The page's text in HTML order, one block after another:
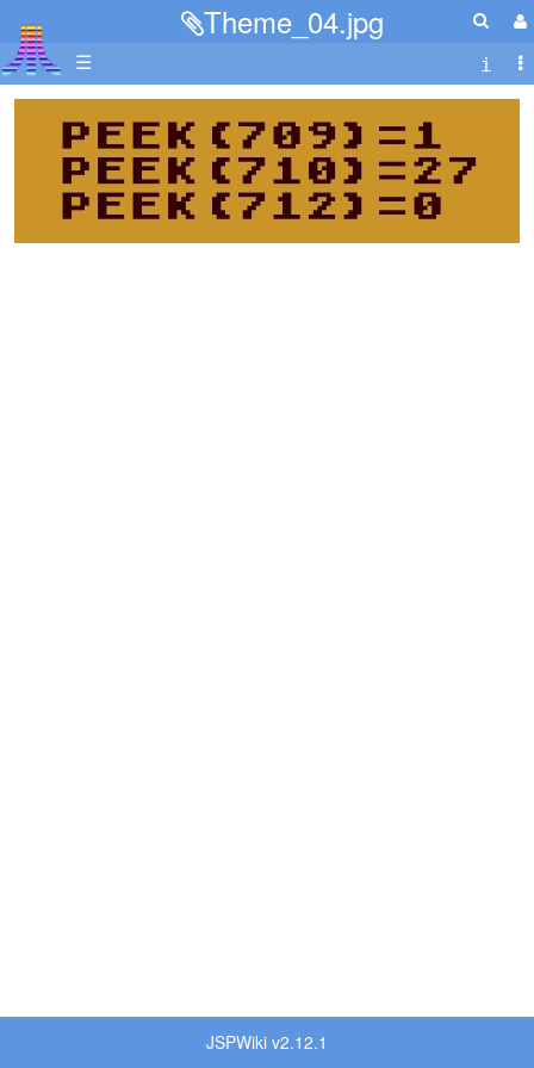
Theme_04.jpg
☰
JSPWiki v2.12.1